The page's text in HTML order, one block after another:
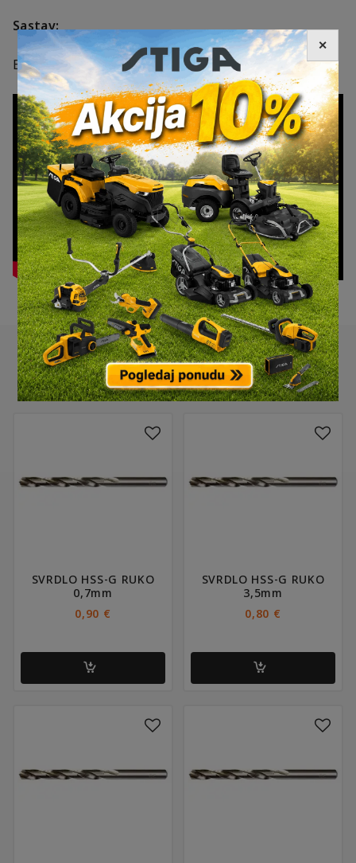
Sastav:
Bi-alfa cobalt M42
Povezani proizvodi
SVRDLO HSS-G RUKO
0,7mm
0,90 €
SVRDLO HSS-G RUKO
3,5mm
0,80 €
✕